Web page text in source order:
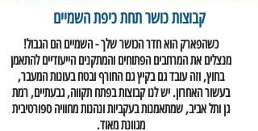
קבוצות כושר תחת כיפת השמיים
כשהפארק הוא חדר הכושר שלך - השמיים הם הגבול!
מנצלים את המרחבים הפתוחים והמתקנים הייעודיים להתאמן
בחוץ, וזה עובד גם בקיץ גם החורף ובטח בעונות המעבר,
בעשור האחרון. יש לנו קבוצות בפתח תקווה, גבעתיים, רמת
גן ותל אביב, שמתאמנות בעקביות ונהנות מחוויה ספורטיבית
מגוונת מאוד.